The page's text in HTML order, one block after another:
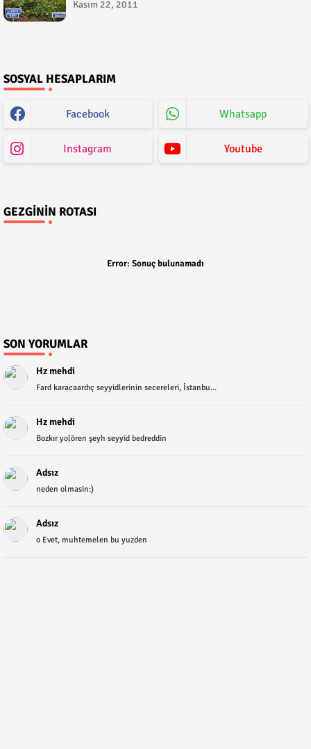
Kasım 22, 2011
SOSYAL HESAPLARIM
Facebook Whatsapp
Instagram Youtube
GEZGININ ROTASI
Error: Sonuç bulunamadı
SON YORUMLAR
Hz mehdi
Fard karacaardıç seyyidlerinin secereleri, İstanbu...
Hz mehdi
Bozkır yolören şeyh seyyid bedreddin
Adsız
neden olmasin:)
Adsız
o Evet, muhtemelen bu yuzden